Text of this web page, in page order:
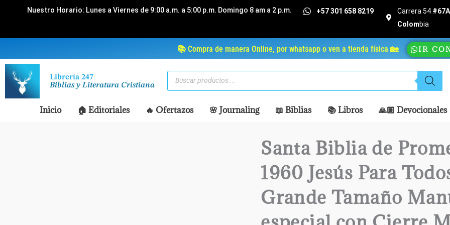
Nuestro Horario: Lunes a Viernes de 9:00 a.m. a 5:00 p.m. Domingo 8 am a 2 p.m. +57 301 658 8219 Carrera 54
Colombia
📚 Compra de manera Online, por whatsapp o ven a tienda física 🏡 IR
Librería 247
Biblias y Literatura Cristiana
Búsqueda
productos
Inicio 🏠 Editoriales 🔥 Ofertazos 🌸 Journaling 📖 Biblias 📚 Libros 🙏🏼 Devocionales
Santa Biblia de
1960 Jesús Para
Grande Tamaño